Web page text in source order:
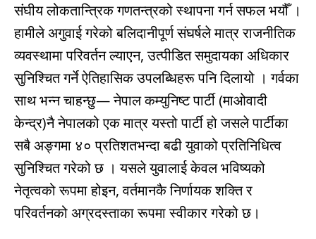
संघीय लोकतान्त्रिक गणतन्त्रको स्थापना गर्न सफल भयौँ ।
हामीले अगुवाई गरेको बलिदानीपूर्ण संघर्षले मात्र राजनीतिक
व्यवस्थामा परिवर्तन ल्याएन, उत्पीडित समुदायका अधिकार
सुनिश्चित गर्ने ऐतिहासिक उपलब्धिहरू पनि दिलायो । गर्वका
साथ भन्न चाहन्छु— नेपाल कम्युनिष्ट पार्टी (माओवादी
केन्द्र)नै नेपालको एक मात्र यस्तो पार्टी हो जसले पार्टीका
सबै अङ्गमा ४० प्रतिशतभन्दा बढी युवाको प्रतिनिधित्व
सुनिश्चित गरेको छ । यसले युवालाई केवल भविष्यको
नेतृत्वको रूपमा होइन, वर्तमानकै निर्णायक शक्ति र
परिवर्तनको अग्रदस्ताका रूपमा स्वीकार गरेको छ।